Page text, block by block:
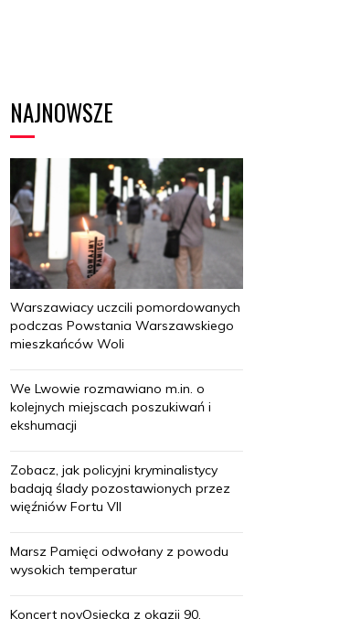
NAJNOWSZE
Warszawiacy uczcili pomordowanych
podczas Powstania Warszawskiego
mieszkańców Woli
We Lwowie rozmawiano m.in. o
kolejnych miejscach poszukiwań i
ekshumacji
Zobacz, jak policyjni kryminalistycy
badają ślady pozostawionych przez
więźniów Fortu VII
Marsz Pamięci odwołany z powodu
wysokich temperatur
Koncert novOsiecka z okazji 90.